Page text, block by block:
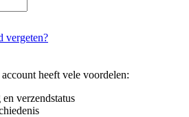
vergeten?
heeft vele voordelen:
verzendstatus